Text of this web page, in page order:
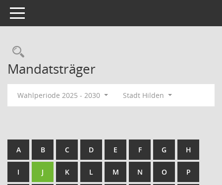
Toggle navigation
Rechercheauswahl
Mandatsträger
Wahlperiode 2025 - 2030 Stadt Hilden
A B C D E F G H
I J K L M N O P